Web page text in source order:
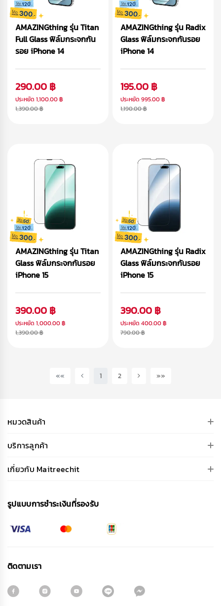
AMAZINGthing รุ่น Titan
Full Glass ฟิล์มกระจกกัน
รอย iPhone 14
290.00 ฿
ประหยัด 1,100.00 ฿
1,390.00 ฿
AMAZINGthing รุ่น Radix
Glass ฟิล์มกระจกกันรอย
iPhone 14
195.00 ฿
ประหยัด 995.00 ฿
1,190.00 ฿
AMAZINGthing รุ่น Titan
Glass ฟิล์มกระจกกันรอย
iPhone 15
390.00 ฿
ประหยัด 1,000.00 ฿
1,390.00 ฿
AMAZINGthing รุ่น Radix
Glass ฟิล์มกระจกกันรอย
iPhone 15
390.00 ฿
ประหยัด 400.00 ฿
790.00 ฿
«« 1(current)
2 »»
หมวดสินค้า
บริการลูกค้า
เกี่ยวกับ Maitreechit
รูปแบบการชําระเงินที่รองรับ
ติดตามเรา